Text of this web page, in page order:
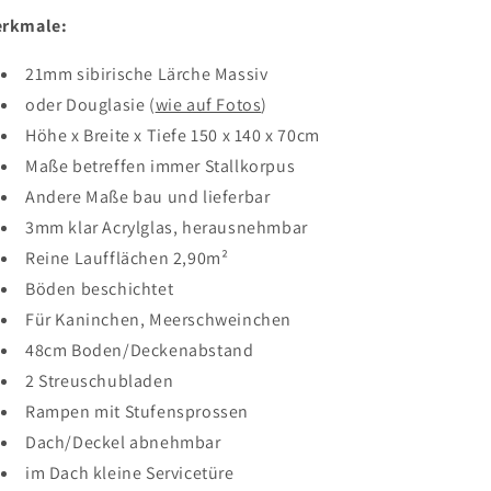
21mm sibirische Lärche Massiv
oder Douglasie (wie auf Fotos)
Höhe x Breite x Tiefe 150 x 140 x 70cm
Maße betreffen immer Stallkorpus
Andere Maße bau und lieferbar
3mm klar Acrylglas, herausnehmbar
Reine Laufflächen 2,90m²
Böden beschichtet
Für Kaninchen, Meerschweinchen
48cm Boden/Deckenabstand
2 Streuschubladen
Rampen mit Stufensprossen
Dach/Deckel abnehmbar
im Dach kleine Servicetüre